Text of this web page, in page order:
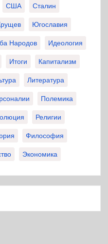
США Сталин
Югославия
Народов Идеология
Итоги Капитализм
Литература
Полемика
Религии
Философия
Экономика